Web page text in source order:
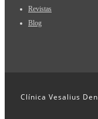
Revistas
Blog
Clínica Vesalius